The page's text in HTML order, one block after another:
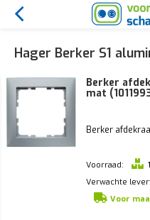
Hager Berker S1
Berker
mat
Berker
Voorraad:
Verwachte
Voor